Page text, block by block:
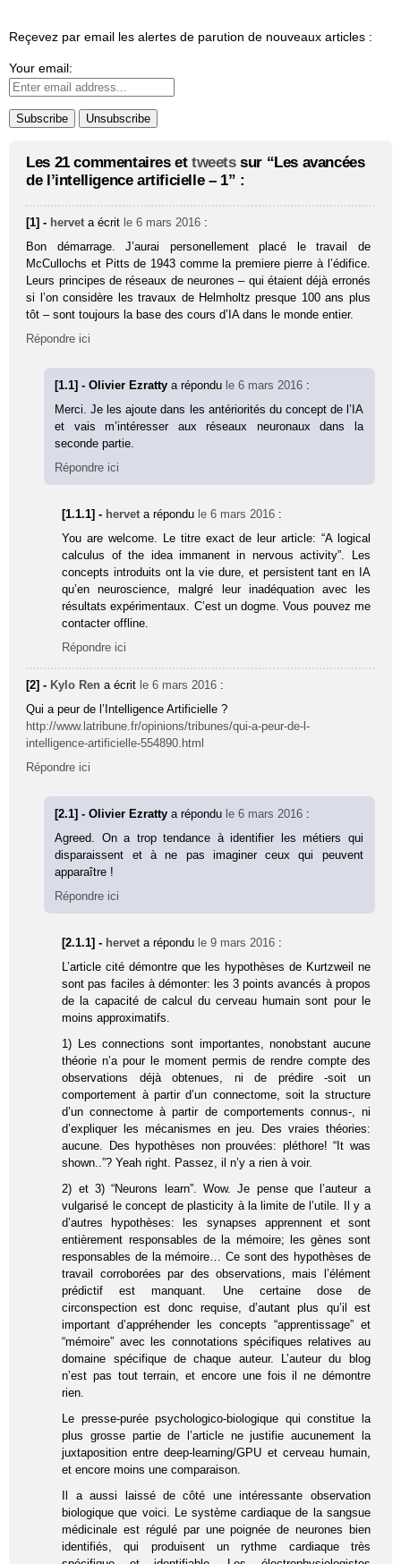
Reçevez par email les alertes de parution de nouveaux articles :
Your email:
Les 21 commentaires et tweetssur “Les avancées
de l’intelligence artificielle – 1” :
[1] - hervet a écrit le 6 mars 2016 :
Bon démarrage. J’aurai personellement placé le travail de
McCullochs et Pitts de 1943 comme la premiere pierre à l’édifice.
Leurs principes de réseaux de neurones – qui étaient déjà erronés
si l’on considère les travaux de Helmholtz presque 100 ans plus
tôt – sont toujours la base des cours d’IA dans le monde entier.
Répondre ici
[1.1] - Olivier Ezrattya répondu le 6 mars 2016 :
Merci. Je les ajoute dans les antériorités du concept de l’IA
et vais m’intéresser aux réseaux neuronaux dans la
seconde partie.
Répondre ici
[1.1.1] - hervet a répondu le 6 mars 2016 :
You are welcome. Le titre exact de leur article: “A logical
calculus of the idea immanent in nervous activity”. Les
concepts introduits ont la vie dure, et persistent tant en IA
qu’en neuroscience, malgré leur inadéquation avec les
résultats expérimentaux. C’est un dogme. Vous pouvez me
contacter offline.
Répondre ici
[2] - Kylo Ren a écrit le 6 mars 2016 :
Qui a peur de l’Intelligence Artificielle ?
http://www.latribune.fr/opinions/tribunes/qui-a-peur-de-l-
intelligence-artificielle-554890.html
Répondre ici
[2.1] - Olivier Ezrattya répondu le 6 mars 2016 :
Agreed. On a trop tendance à identifier les métiers qui
disparaissent et à ne pas imaginer ceux qui peuvent
apparaître !
Répondre ici
[2.1.1] - hervet a répondu le 9 mars 2016 :
L’article cité démontre que les hypothèses de Kurtzweil ne
sont pas faciles à démonter: les 3 points avancés à propos
de la capacité de calcul du cerveau humain sont pour le
moins approximatifs.
1) Les connections sont importantes, nonobstant aucune
théorie n’a pour le moment permis de rendre compte des
observations déjà obtenues, ni de prédire -soit un
comportement à partir d’un connectome, soit la structure
d’un connectome à partir de comportements connus-, ni
d’expliquer les mécanismes en jeu. Des vraies théories:
aucune. Des hypothèses non prouvées: pléthore! “It was
shown..”? Yeah right. Passez, il n’y a rien à voir.
2) et 3) “Neurons learn”. Wow. Je pense que l’auteur a
vulgarisé le concept de plasticity à la limite de l’utile. Il y a
d’autres hypothèses: les synapses apprennent et sont
entièrement responsables de la mémoire; les gènes sont
responsables de la mémoire… Ce sont des hypothèses de
travail corroborées par des observations, mais l’élément
prédictif est manquant. Une certaine dose de
circonspection est donc requise, d’autant plus qu’il est
important d’appréhender les concepts “apprentissage” et
“mémoire” avec les connotations spécifiques relatives au
domaine spécifique de chaque auteur. L’auteur du blog
n’est pas tout terrain, et encore une fois il ne démontre
rien.
Le presse-purée psychologico-biologique qui constitue la
plus grosse partie de l’article ne justifie aucunement la
juxtaposition entre deep-learning/GPU et cerveau humain,
et encore moins une comparaison.
Il a aussi laissé de côté une intéressante observation
biologique que voici. Le système cardiaque de la sangsue
médicinale est régulé par une poignée de neurones bien
identifiés, qui produisent un rythme cardiaque très